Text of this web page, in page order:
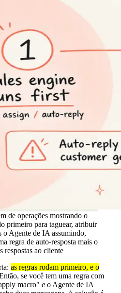
de operações mostrando o
primeiro para taguear, atribuir
o Agente de IA assumindo,
regra de auto-resposta mais o
respostas ao cliente
as regras rodam primeiro, e o
se você tem uma regra com
macro" e o Agente de IA